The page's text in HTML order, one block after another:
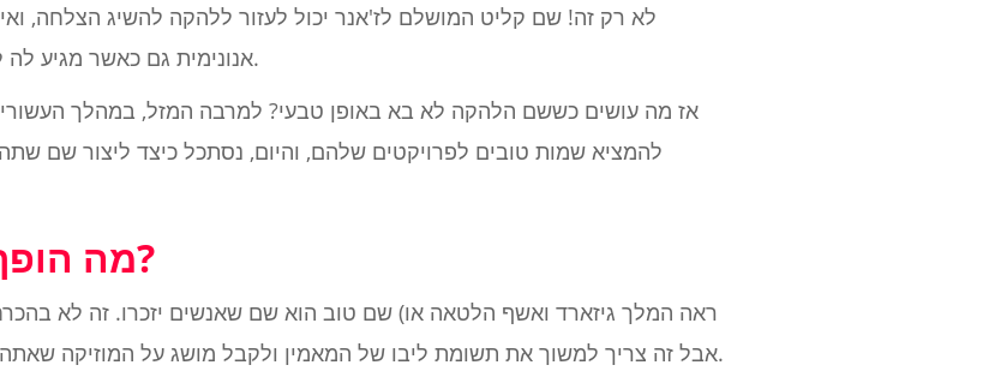
לא רק זה! שם קליט המושלם לז'אנר יכול לעזור ללהקה להשיג הצלחה,
אנונימית גם כאשר מגיע לה להתחמם בתפארת הצליל יוצא הדופן שלה.
אז מה עושים כששם הלהקה לא בא באופן טבעי? למרבה המזל, במהלך
להמציא שמות טובים לפרויקטים שלהם, והיום, נסתכל כיצד ליצור שם
מה הופך את שם הלהקה לטוב?
שם טוב הוא שם שאנשים יזכרו. זה לא בהכרח אומר שזה
Thee Silver Mt. תזמורת זיכרון ציון), אבל זה צריך למשוך את תשומת ליבו של המאמין ולקבל מושג על המוזיקה שאתה יוצר.